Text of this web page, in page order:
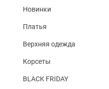
Новинки
Платья
Верхняя одежда
Корсеты
BLACK FRIDAY